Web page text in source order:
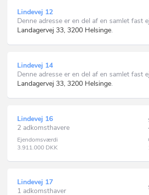
Lindevej 12
Denne adresse er en del af en samlet fast
Landagervej 33, 3200 Helsinge.
Lindevej 14
Denne adresse er en del af en samlet fast
Landagervej 33, 3200 Helsinge.
Lindevej 16
2 adkomsthavere
Ejendomsværdi
3.911.000 DKK
Lindevej 17
1 adkomsthaver